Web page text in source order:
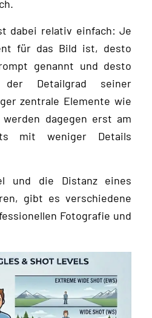
dabei relativ einfach: Je
für das Bild ist, desto
genannt und desto
Detailgrad seiner
zentrale Elemente wie
dagegen erst am
mit weniger Details
und die Distanz eines
gibt es verschiedene
Fotografie und